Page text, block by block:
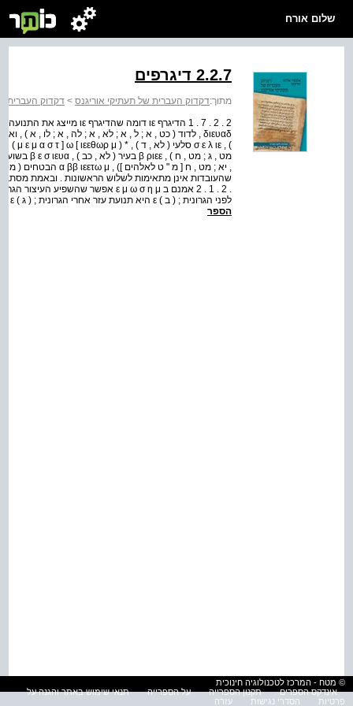
שלום אורח
2.2.7 דיגרפים
מתוך:דקדוק העברית של תעתיקי אוריגנס > דקדוק העברית
לפני הגרונית ; ( ב ) ε היא תנועת עזר אחרי הגרונית ; ( ג ) ε מסמנת גרונית ; ( ד ) התנועה ī נהגתה ei אחרי הגרונית ....
הספר
© מטח - המרכז לטכנולוגיה חינוכית
אינדקס הספרים
תקנון הספרייה על הספרייה
תנאי שימוש באתר והגנה על
פרטיות
הסדרי נגישות עזרה